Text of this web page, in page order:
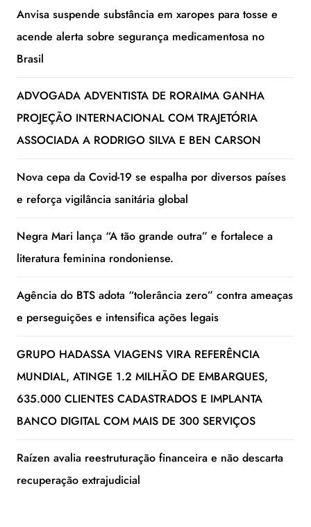
Anvisa suspende substância em xaropes para tosse e
acende alerta sobre segurança medicamentosa no
Brasil
ADVOGADA ADVENTISTA DE RORAIMA GANHA
PROJEÇÃO INTERNACIONAL COM TRAJETÓRIA
ASSOCIADA A RODRIGO SILVA E BEN CARSON
Nova cepa da Covid-19 se espalha por diversos países
e reforça vigilância sanitária global
Negra Mari lança “A tão grande outra” e fortalece a
literatura feminina rondoniense.
Agência do BTS adota “tolerância zero” contra ameaças
e perseguições e intensifica ações legais
GRUPO HADASSA VIAGENS VIRA REFERÊNCIA
MUNDIAL, ATINGE 1.2 MILHÃO DE EMBARQUES,
635.000 CLIENTES CADASTRADOS E IMPLANTA
BANCO DIGITAL COM MAIS DE 300 SERVIÇOS
Raízen avalia reestruturação financeira e não descarta
recuperação extrajudicial